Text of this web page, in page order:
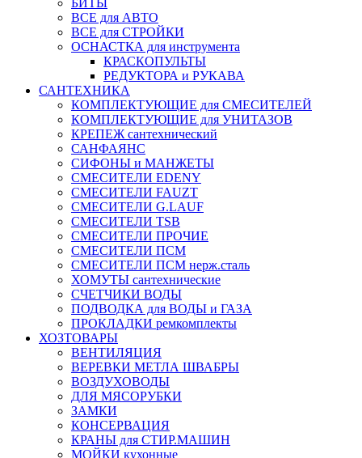
ВСЕ для АВТО
ВСЕ для СТРОЙКИ
ОСНАСТКА для инструмента
КРАСКОПУЛЬТЫ
РЕДУКТОРА и РУКАВА
САНТЕХНИКА
КОМПЛЕКТУЮЩИЕ для СМЕСИТЕЛЕЙ
КОМПЛЕКТУЮЩИЕ для УНИТАЗОВ
КРЕПЕЖ сантехнический
САНФАЯНС
СИФОНЫ и МАНЖЕТЫ
СМЕСИТЕЛИ EDENY
СМЕСИТЕЛИ FAUZT
СМЕСИТЕЛИ G.LAUF
СМЕСИТЕЛИ TSB
СМЕСИТЕЛИ ПРОЧИЕ
СМЕСИТЕЛИ ПСМ
СМЕСИТЕЛИ ПСМ нерж.сталь
ХОМУТЫ сантехнические
СЧЕТЧИКИ ВОДЫ
ПОДВОДКА для ВОДЫ и ГАЗА
ПРОКЛАДКИ ремкомплекты
ХОЗТОВАРЫ
ВЕНТИЛЯЦИЯ
ВЕРЕВКИ МЕТЛА ШВАБРЫ
ВОЗДУХОВОДЫ
ДЛЯ МЯСОРУБКИ
ЗАМКИ
КОНСЕРВАЦИЯ
КРАНЫ для СТИР.МАШИН
МОЙКИ кухонные